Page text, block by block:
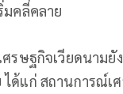
มคลี่คลาย
ศรษฐกิจเวียดนามยั
ด้แก่ สถานการณ์เ